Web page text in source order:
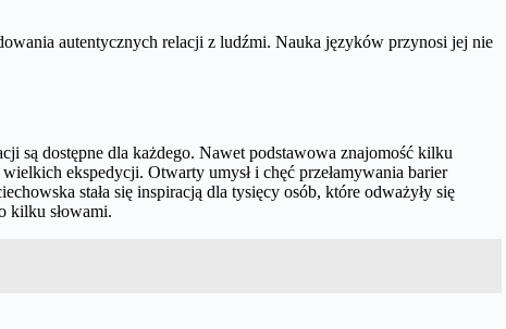
autentycznych relacji z ludźmi. Nauka języków przynosi jej nie
są dostępne dla każdego. Nawet podstawowa znajomość kilku
ekspedycji. Otwarty umysł i chęć przełamywania barier
stała się inspiracją dla tysięcy osób, które odważyły się
kilku słowami.